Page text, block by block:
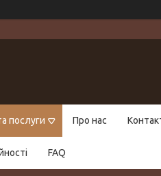
послуги Про нас
FAQ